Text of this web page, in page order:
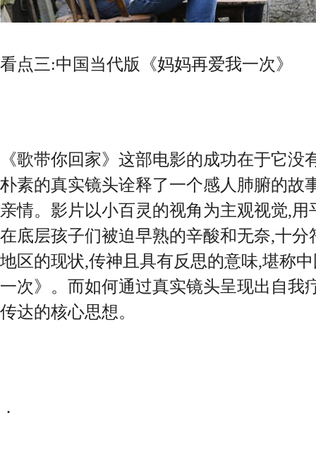
看点三:中国当代版《妈妈再爱我一次》
《歌带你回家》这部电影的成功在于它没
朴素的真实镜头诠释了一个感人肺腑的故
亲情。影片以小百灵的视角为主观视觉,
在底层孩子们被迫早熟的辛酸和无奈,十
地区的现状,传神且具有反思的意味,堪称
一次》。而如何通过真实镜头呈现出自我
传达的核心思想。
．